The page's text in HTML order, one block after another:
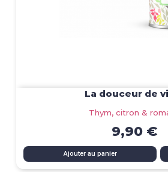
La douceur de
Thym, citron &
9,90 €
Ajouter au panier